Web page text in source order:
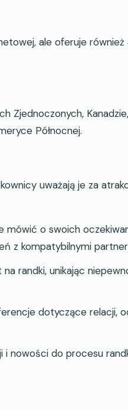
ale oferuje również
Zjednoczonych,
Północnej.
uważają je za
o swoich
z kompatybilnymi
na randki, unikając
dotyczące relacji,
i nowości do procesu